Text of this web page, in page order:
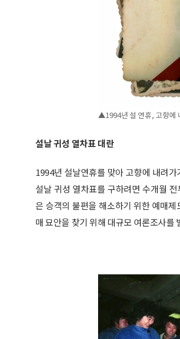
▲1994년 설 연휴, 고향에
설날 귀성 열차표 대란
1994년 설날연휴를 맞아 고향에 내려
설날 귀성 열차표를 구하려면 수개월
은 승객의 불편을 해소하기 위한 예매
매 묘안을 찾기 위해 대규모 여론조사를